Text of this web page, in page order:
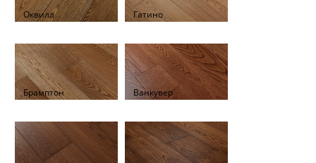
Оквилл Гатино
Брамптон Ванкувер